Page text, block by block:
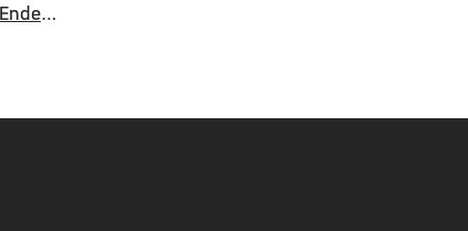
mainabwärts die zweite von drei